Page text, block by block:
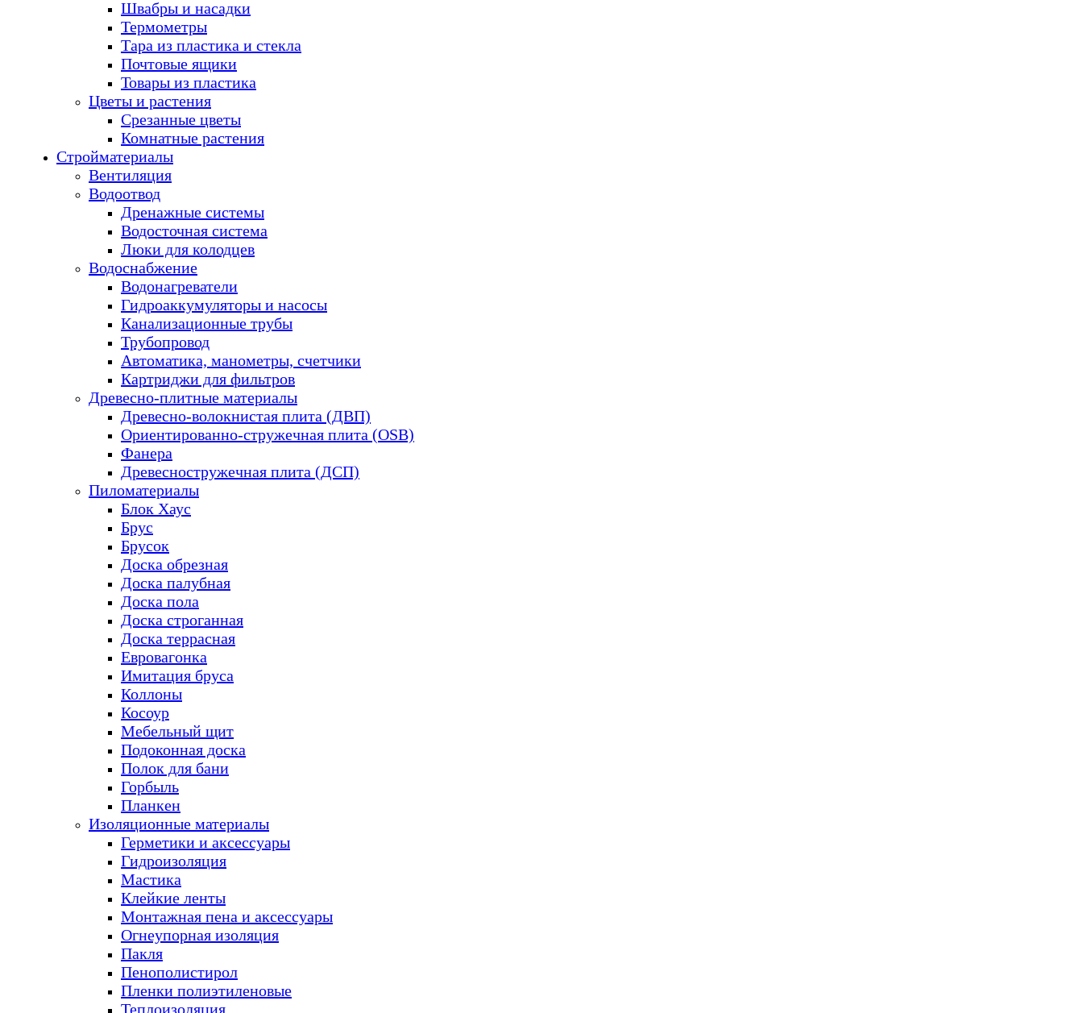
Швабры и насадки
Термометры
Тара из пластика и стекла
Почтовые ящики
Товары из пластика
Цветы и растения
Срезанные цветы
Комнатные растения
Стройматериалы
Вентиляция
Водоотвод
Дренажные системы
Водосточная система
Люки для колодцев
Водоснабжение
Водонагреватели
Гидроаккумуляторы и насосы
Канализационные трубы
Трубопровод
Автоматика, манометры, счетчики
Картриджи для фильтров
Древесно-плитные материалы
Древесно-волокнистая плита (ДВП)
Ориентированно-стружечная плита (OSB)
Фанера
Древесностружечная плита (ДСП)
Пиломатериалы
Блок Хаус
Брус
Брусок
Доска обрезная
Доска палубная
Доска пола
Доска строганная
Доска террасная
Евровагонка
Имитация бруса
Коллоны
Косоур
Мебельный щит
Подоконная доска
Полок для бани
Горбыль
Планкен
Изоляционные материалы
Герметики и аксессуары
Гидроизоляция
Мастика
Клейкие ленты
Монтажная пена и аксессуары
Огнеупорная изоляция
Пакля
Пенополистирол
Пленки полиэтиленовые
Теплоизоляция